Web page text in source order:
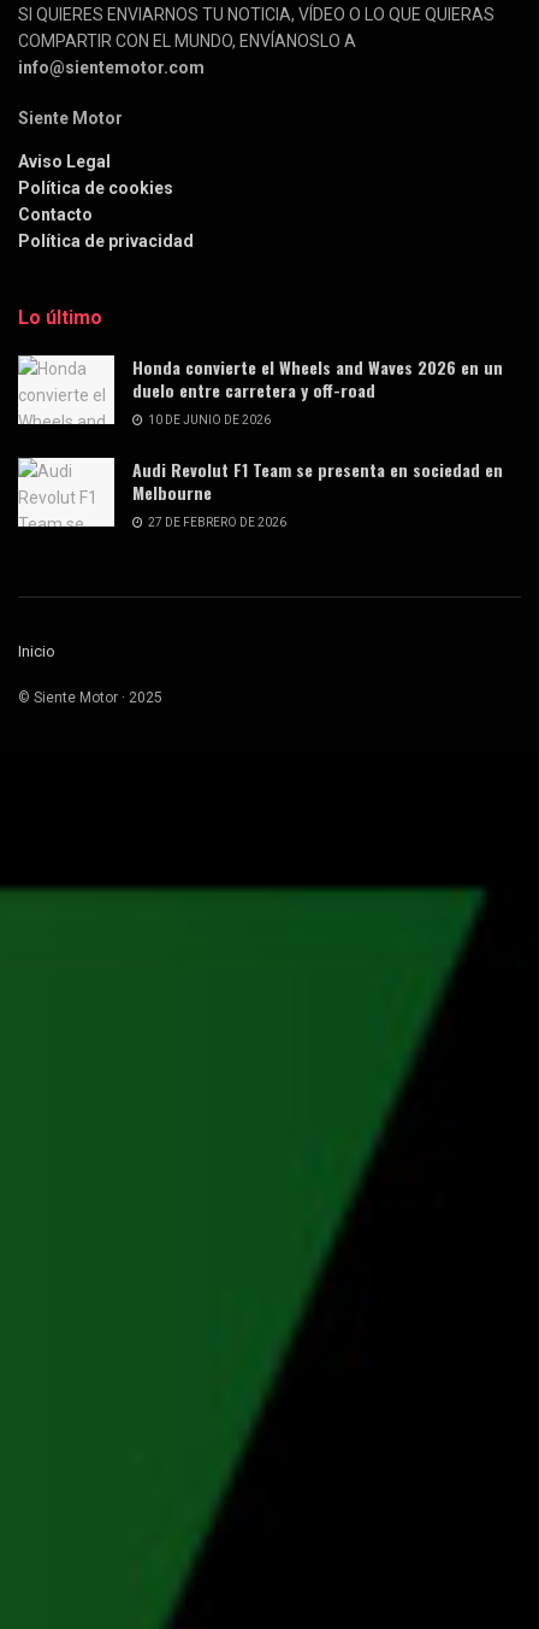
SI QUIERES ENVIARNOS TU NOTICIA, VÍDEO O LO QUE QUIERAS
COMPARTIR CON EL MUNDO, ENVÍANOSLO A
info@sientemotor.com
Siente Motor
Aviso Legal
Política de cookies
Contacto
Política de privacidad
Lo último
Honda convierte el Wheels and Waves 2026 en un
duelo entre carretera y off-road
10 DE JUNIO DE 2026
Audi Revolut F1 Team se presenta en sociedad en
Melbourne
27 DE FEBRERO DE 2026
Inicio
© Siente Motor · 2025